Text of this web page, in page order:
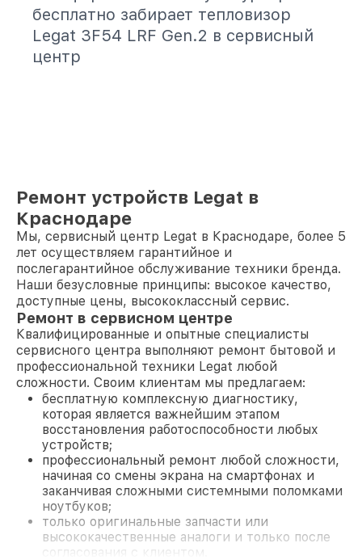
бесплатно забирает тепловизор
Legat 3F54 LRF Gen.2 в сервисный
центр
Ремонт устройств Legat в
Краснодаре
Мы, сервисный центр Legat в Краснодаре, более 5
лет осуществляем гарантийное и
послегарантийное обслуживание техники бренда.
Наши безусловные принципы: высокое качество,
доступные цены, высококлассный сервис.
Ремонт в сервисном центре
Квалифицированные и опытные специалисты
сервисного центра выполняют ремонт бытовой и
профессиональной техники Legat любой
сложности. Своим клиентам мы предлагаем:
бесплатную комплексную диагностику,
которая является важнейшим этапом
восстановления работоспособности любых
устройств;
профессиональный ремонт любой сложности,
начиная со смены экрана на смартфонах и
заканчивая сложными системными поломками
ноутбуков;
только оригинальные запчасти или
высококачественные аналоги и только после
согласования с клиентом.